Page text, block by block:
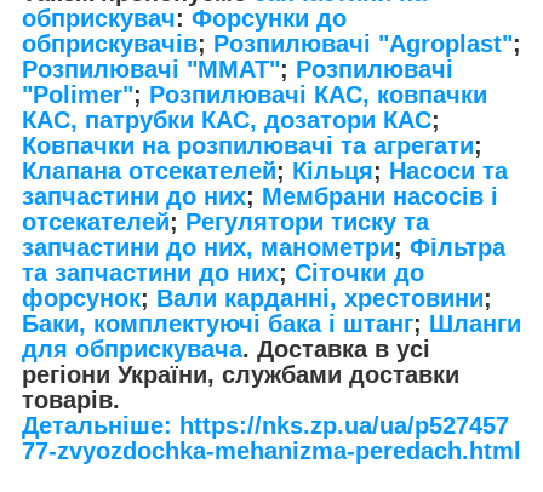
обприскувач: Форсунки до
обприскувачів; Розпилювачі "Agroplast";
Розпилювачі "MMAT"; Розпилювачі
"Polimer"; Розпилювачі КАС, ковпачки
КАС, патрубки КАС, дозатори КАС;
Ковпачки на розпилювачі та агрегати;
Клапана отсекателей; Кільця; Насоси та
запчастини до них; Мембрани насосів і
отсекателей; Регулятори тиску та
запчастини до них, манометри; Фільтра
та запчастини до них; Сіточки до
форсунок; Вали карданні, хрестовини;
Баки, комплектуючі бака і штанг; Шланги
для обприскувача. Доставка в усі
регіони України, службами доставки
товарів.
Детальніше: https://nks.zp.ua/ua/p527457
77-zvyozdochka-mehanizma-peredach.html